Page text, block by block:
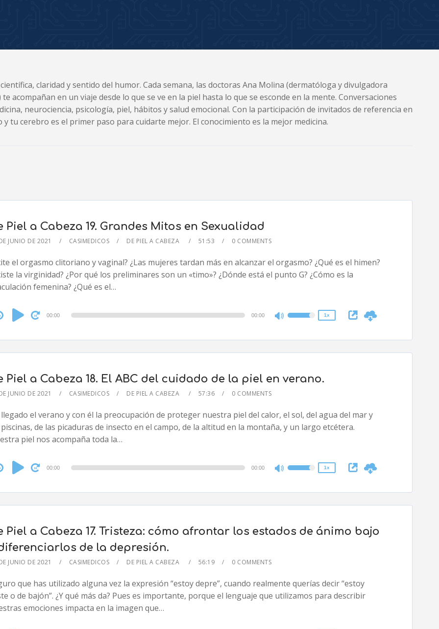
claridad y sentido del humor. Cada semana, las doctoras Ana Molina (dermatóloga y divulgadora
acompañan en un viaje desde lo que se ve en la piel hasta lo que se esconde en la mente. Conversaciones
neurociencia, psicología, piel, hábitos y salud emocional. Con la participación de invitados de referencia en
tu cerebro es el primer paso para cuidarte mejor. El conocimiento es la mejor medicina.
Piel a Cabeza 19. Grandes Mitos en Sexualidad
JUNIO DE 2021 CASIMEDICOS DE PIEL A CABEZA 51:53 0 COMMENTS
el orgasmo clitoriano y vaginal? ¿Las mujeres tardan más en alcanzar el orgasmo? ¿Qué es el himen?
la virginidad? ¿Por qué los preliminares son un «timo»? ¿Dónde está el punto G? ¿Cómo es la
femenina? ¿Qué es el…
00:00 00:00
Use
Arrow
keys
increase
volume.
1x
1.5x
1.25x
Piel a Cabeza 18. El ABC del cuidado de la piel en verano.
JUNIO DE 2021 CASIMEDICOS DE PIEL A CABEZA 57:36 0 COMMENTS
el verano y con él la preocupación de proteger nuestra piel del calor, el sol, del agua del mar y
de las picaduras de insecto en el campo, de la altitud en la montaña, y un largo etcétera.
piel nos acompaña toda la…
00:00 00:00
Use
Arrow
keys
increase
1x
1.5x
1.25x
Piel a Cabeza 17. Tristeza: cómo afrontar los estados de ánimo bajo
de la depresión.
JUNIO DE 2021 CASIMEDICOS DE PIEL A CABEZA 56:19 0 COMMENTS
que has utilizado alguna vez la expresión “estoy depre”, cuando realmente querías decir “estoy
o de bajón”. ¿Y qué más da? Pues es importante, porque el lenguaje que utilizamos para describir
emociones impacta en la imagen que…
1.5x
1.25x